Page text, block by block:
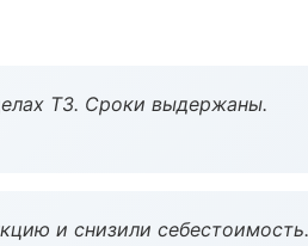
ТЗ. Сроки выдержаны.
и снизили себестоимость.